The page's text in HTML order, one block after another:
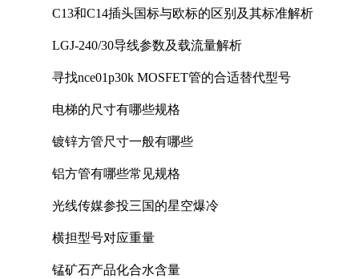
C13和C14插头国标与欧标的区别及其标准解析
LGJ-240/30导线参数及载流量解析
寻找nce01p30k MOSFET管的合适替代型号
电梯的尺寸有哪些规格
镀锌方管尺寸一般有哪些
铝方管有哪些常见规格
光线传媒参投三国的星空爆冷
横担型号对应重量
锰矿石产品化合水含量